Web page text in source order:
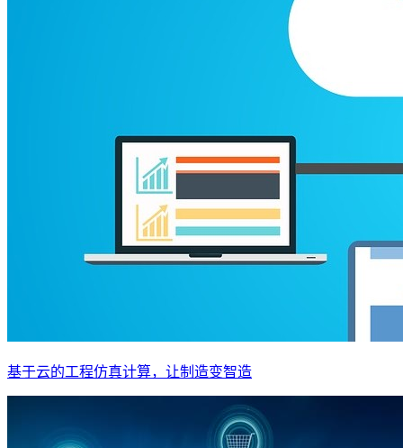
基于云的工程仿真计算，让制造变智造